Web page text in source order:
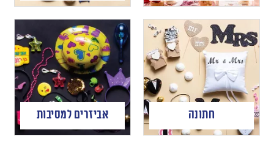
חתונה אביזרים למסיבות